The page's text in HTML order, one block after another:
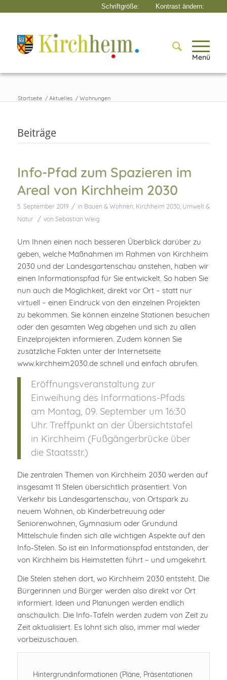
Menü
Startseite / Aktuelles / Wohnungen
Beiträge
Info-Pfad zum Spazieren im
Areal von Kirchheim 2030
5. September 2019 / in Bauen & Wohnen, Kirchheim 2030, Umwelt &
Natur
/ von Sebastian Weig
Um Ihnen einen noch besseren Überblick darüber zu
geben, welche Maßnahmen im Rahmen von Kirchheim
2030 und der Landesgartenschau anstehen, haben wir
einen Informationspfad für Sie entwickelt. So haben Sie
nun auch die Möglichkeit, direkt vor Ort – statt nur
virtuell – einen Eindruck von den einzelnen Projekten
zu bekommen. Sie können einzelne Stationen besuchen
oder den gesamten Weg abgehen und sich zu allen
Einzelprojekten informieren. Zudem können Sie
zusätzliche Fakten unter der Internetseite
www.kirchheim2030.de schnell und einfach abrufen.
Eröffnungsveranstaltung zur
Einweihung des Informations-Pfads
am Montag, 09. September um 16:30
Uhr. Treffpunkt an der Übersichtstafel
in Kirchheim (Fußgängerbrücke über
die Staatsstr.)
Die zentralen Themen von Kirchheim 2030 werden auf
insgesamt 11 Stelen übersichtlich präsentiert. Von
Verkehr bis Landesgartenschau, von Ortspark zu
neuem Wohnen, ob Kinderbetreuung oder
Seniorenwohnen, Gymnasium oder Grundund
Mittelschule finden sich alle wichtigen Aspekte auf den
Info-Stelen. So ist ein Informationspfad entstanden, der
von Kirchheim bis Heimstetten führt – und umgekehrt.
Die Stelen stehen dort, wo Kirchheim 2030 entsteht. Die
Bürgerinnen und Bürger werden also direkt vor Ort
informiert. Ideen und Planungen werden endlich
anschaulich. Die Info-Tafeln werden zudem von Zeit zu
Zeit aktualisiert. Es lohnt sich also, immer mal wieder
vorbeizuschauen.
Hintergrundinformationen (Pläne, Präsentationen